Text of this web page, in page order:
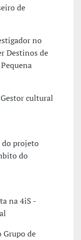
de
no
Destinos de
cultural
do projeto
do
na 4iS -
Grupo de